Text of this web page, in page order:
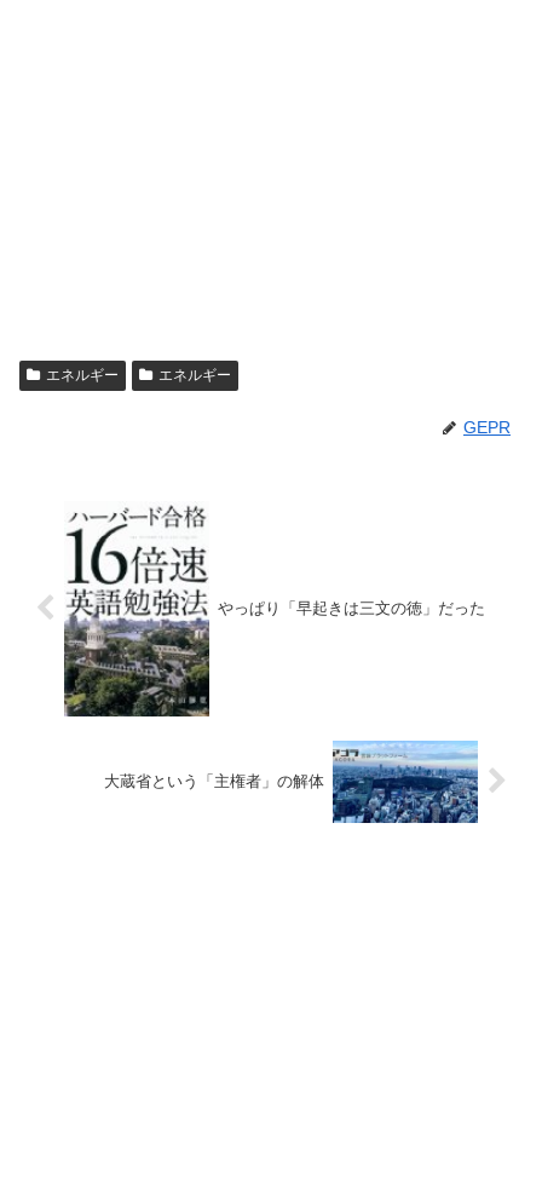
エネルギー エネルギー
GEPR
やっぱり「早起きは三文の徳」だった
大蔵省という「主権者」の解体